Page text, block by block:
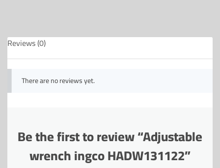
Reviews (0)
There are no reviews yet.
Be the first to review “Adjustable
wrench ingco HADW131122”